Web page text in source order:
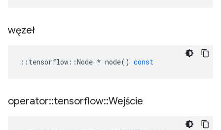
węzeł
:: tensorflow ::Node * node() const
operator::tensorflow::Wejście